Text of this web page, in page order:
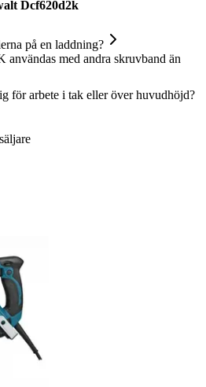
Dcf620d2k
på en laddning?
med andra skruvband än
för arbete i tak eller över huvudhöjd?